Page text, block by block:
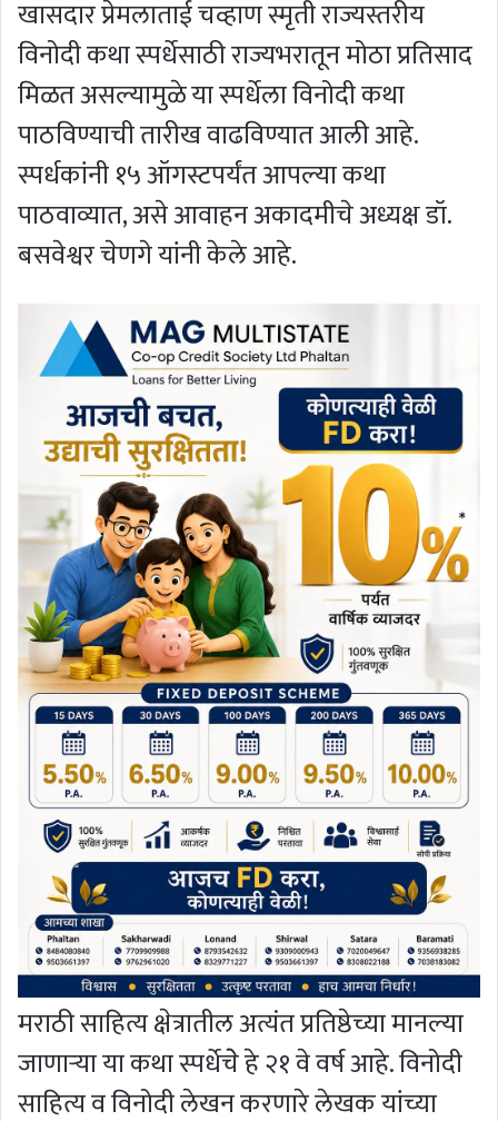
खासदार प्रेमलाताई चव्हाण स्मृती राज्यस्तरीय
विनोदी कथा स्पर्धेसाठी राज्यभरातून मोठा प्रतिसाद
मिळत असल्यामुळे या स्पर्धेला विनोदी कथा
पाठविण्याची तारीख वाढविण्यात आली आहे.
स्पर्धकांनी १५ ऑगस्टपर्यंत आपल्या कथा
पाठवाव्यात, असे आवाहन अकादमीचे अध्यक्ष डॉ.
बसवेश्वर चेणगे यांनी केले आहे.
मराठी साहित्य क्षेत्रातील अत्यंत प्रतिष्ठेच्या मानल्या
जाणार्‍या या कथा स्पर्धेचेे हे २१ वे वर्ष आहे. विनोदी
साहित्य व विनोदी लेखन करणारे लेखक यांच्या